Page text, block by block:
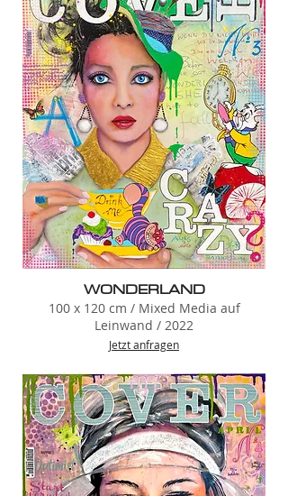
WONDERLAND
100 x 120 cm / Mixed Media auf
Leinwand / 2022
Jetzt anfragen